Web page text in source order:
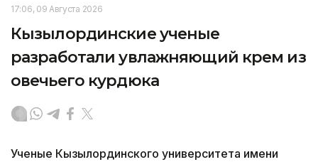
17:06, 09 Августа 2026
Кызылординские ученые
разработали увлажняющий крем из
овечьего курдюка
Ученые Кызылординского университета имени